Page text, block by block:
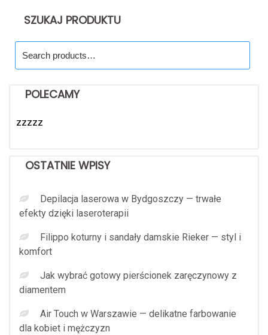
SZUKAJ PRODUKTU
for:
POLECAMY
zzzzz
OSTATNIE WPISY
Depilacja laserowa w Bydgoszczy — trwałe
efekty dzięki laseroterapii
Filippo koturny i sandały damskie Rieker — styl i
komfort
Jak wybrać gotowy pierścionek zaręczynowy z
diamentem
Air Touch w Warszawie — delikatne farbowanie
dla kobiet i mężczyzn